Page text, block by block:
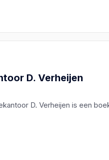
D. Verheijen
D. Verheijen is een